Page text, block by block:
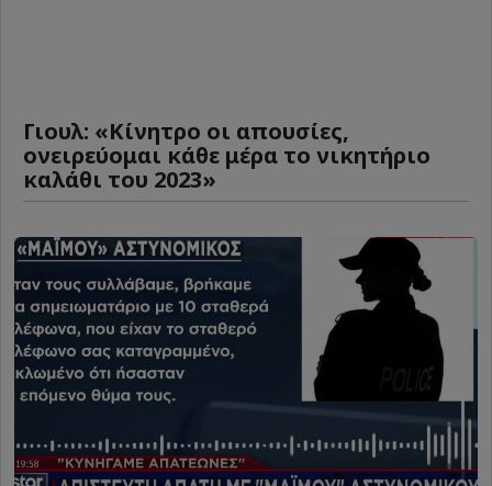
Γιουλ: «Κίνητρο οι απουσίες,
ονειρεύομαι κάθε μέρα το νικητήριο
καλάθι του 2023»